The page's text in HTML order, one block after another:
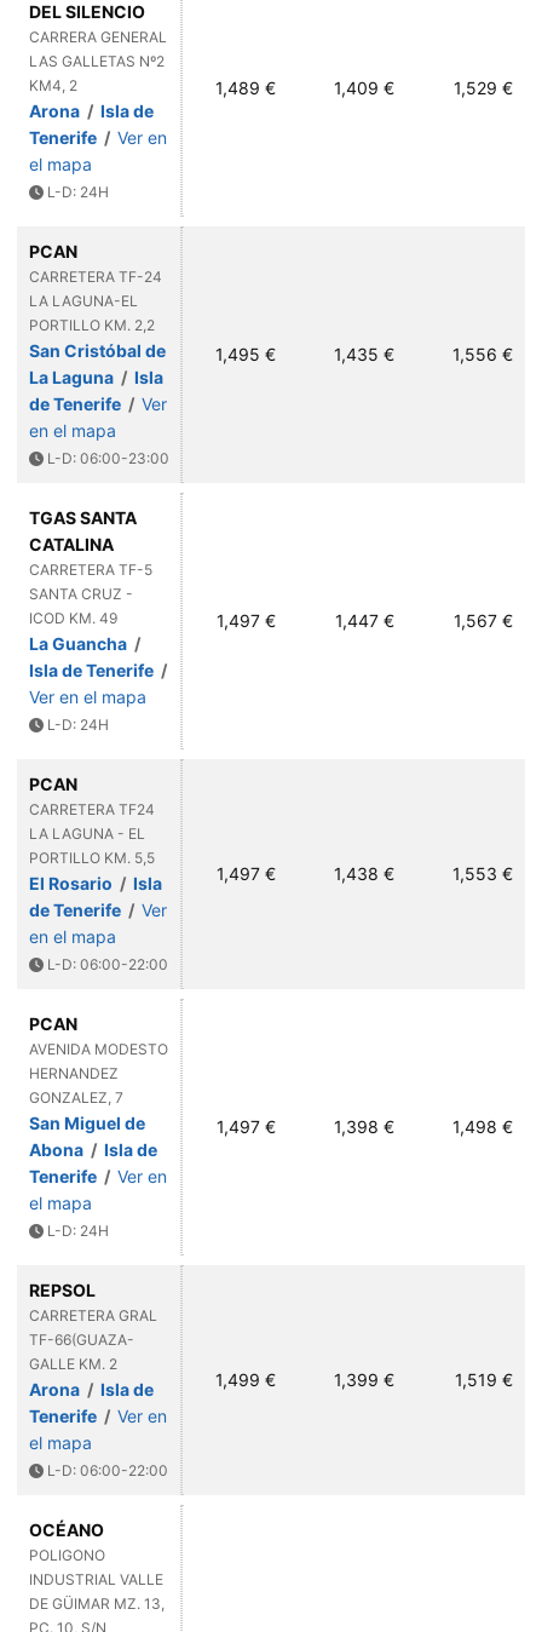
DEL SILENCIO
CARRERA GENERAL
LAS GALLETAS Nº2
KM4, 2
Arona / Isla de
Tenerife / Ver en
el mapa
L-D: 24H
1,489 € 1,409 € 1,529 €
PCAN
CARRETERA TF-24
LA LAGUNA-EL
PORTILLO KM. 2,2
San Cristóbal de
La Laguna / Isla
de Tenerife / Ver
en el mapa
L-D: 06:00-23:00
1,495 € 1,435 € 1,556 €
TGAS SANTA
CATALINA
CARRETERA TF-5
SANTA CRUZ -
ICOD KM. 49
La Guancha /
Isla de Tenerife /
Ver en el mapa
L-D: 24H
1,497 € 1,447 € 1,567 €
PCAN
CARRETERA TF24
LA LAGUNA - EL
PORTILLO KM. 5,5
El Rosario / Isla
de Tenerife / Ver
en el mapa
L-D: 06:00-22:00
1,497 € 1,438 € 1,553 €
PCAN
AVENIDA MODESTO
HERNANDEZ
GONZALEZ, 7
San Miguel de
Abona / Isla de
Tenerife / Ver en
el mapa
L-D: 24H
1,497 € 1,398 € 1,498 €
REPSOL
CARRETERA GRAL
TF-66(GUAZA-
GALLE KM. 2
Arona / Isla de
Tenerife / Ver en
el mapa
L-D: 06:00-22:00
1,499 € 1,399 € 1,519 €
OCÉANO
POLIGONO
INDUSTRIAL VALLE
DE GÜIMAR MZ. 13,
PC. 10, S/N